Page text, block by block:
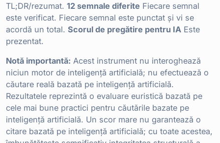
TL;DR/rezumat. 12 semnale diferite Fiecare semnal
este verificat. Fiecare semnal este punctat și vi se
acordă un total. Scorul de pregătire pentru IA Este
prezentat.
Notă importantă: Acest instrument nu interoghează
niciun motor de inteligență artificială; nu efectuează o
căutare reală bazată pe inteligență artificială.
Rezultatele reprezintă o evaluare euristică bazată pe
cele mai bune practici pentru căutările bazate pe
inteligență artificială. Un scor mare nu garantează o
citare bazată pe inteligență artificială; cu toate acestea,